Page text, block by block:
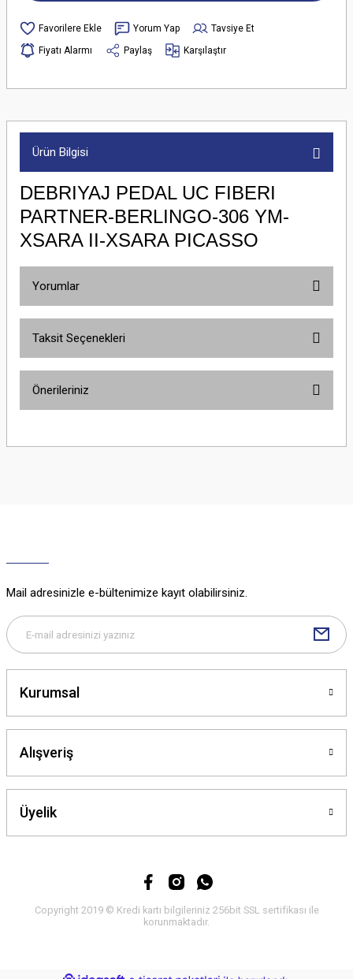
Yorum Yap
Tavsiye Et
Fiyatı Alarmı
Paylaş Karşılaştır
Ürün Bilgisi
DEBRIYAJ PEDAL UC FIBERI
PARTNER-BERLINGO-306 YM-
XSARA II-XSARA PICASSO
Yorumlar
Taksit Seçenekleri
Önerileriniz
yetersiz gördüğünüz noktaları öneri formunu kullanarak tarafımıza
Bu ürüne benzer farklı alternatifler olmalı.
Mail adresinizle e-bültenimize kayıt olabilirsiniz.
Kurumsal
Alışveriş
Üyelik
Copyright 2019 © Kredi kartı bilgileriniz 256bit SSL sertifikası ile
korunmaktadır.